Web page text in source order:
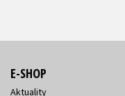
E-SHOP
Aktuality